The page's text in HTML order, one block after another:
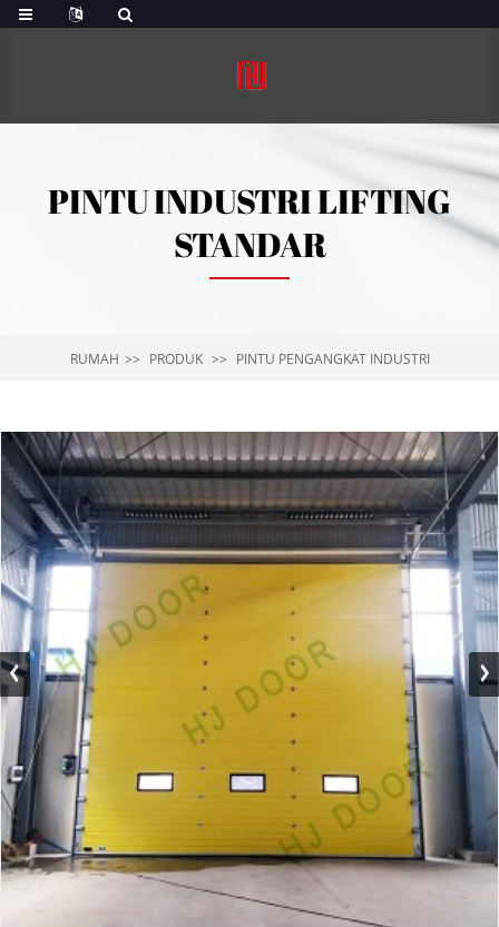
PINTU INDUSTRI LIFTING
STANDAR
RUMAH PRODUK PINTU PENGANGKAT INDUSTRI